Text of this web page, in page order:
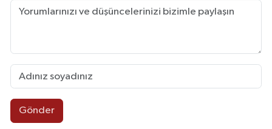
Gönder